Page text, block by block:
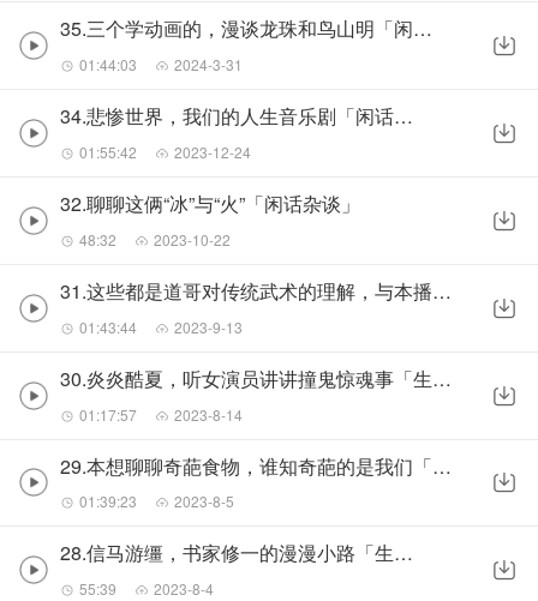
35.三个学动画的，漫谈龙珠和鸟山明「闲话杂谈」
01:44:03 2024-3-31
34.悲惨世界，我们的人生音乐剧「闲话杂谈」
01:55:42 2023-12-24
32.聊聊这俩“冰”与“火”「闲话杂谈」
48:32 2023-10-22
31.这些都是道哥对传统武术的理解，与本播客无关「生于此间」
01:43:44 2023-9-13
30.炎炎酷夏，听女演员讲讲撞鬼惊魂事「生于此间」
01:17:57 2023-8-14
29.本想聊聊奇葩食物，谁知奇葩的是我们「生于此间」
01:39:23 2023-8-5
28.信马游缰，书家修一的漫漫小路「生于此间」
55:39 2023-8-4